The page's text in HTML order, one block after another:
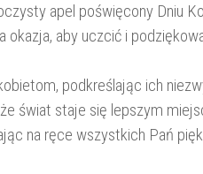
apel poświęcony Dniu
okazja, aby uczcić i
podkreślając ich
świat staje się lepszym
na ręce wszystkich Pań